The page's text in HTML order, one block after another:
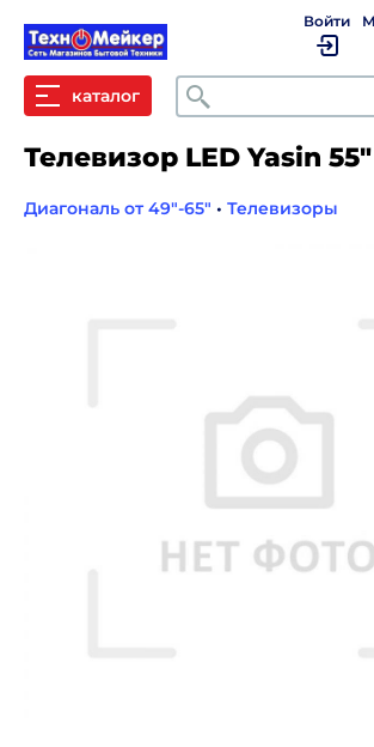
каталог Поиск
Войти
Телевизор LED Yasin 55"
Диагональ от 49"-65" • Телевизоры